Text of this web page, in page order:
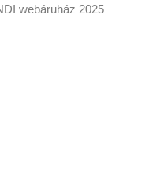
webáruház 2025